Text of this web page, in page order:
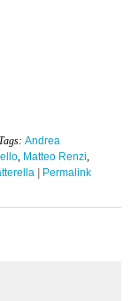
Andrea
Matteo Renzi
| Permalink